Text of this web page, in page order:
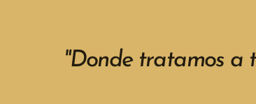
"Donde tratamos a